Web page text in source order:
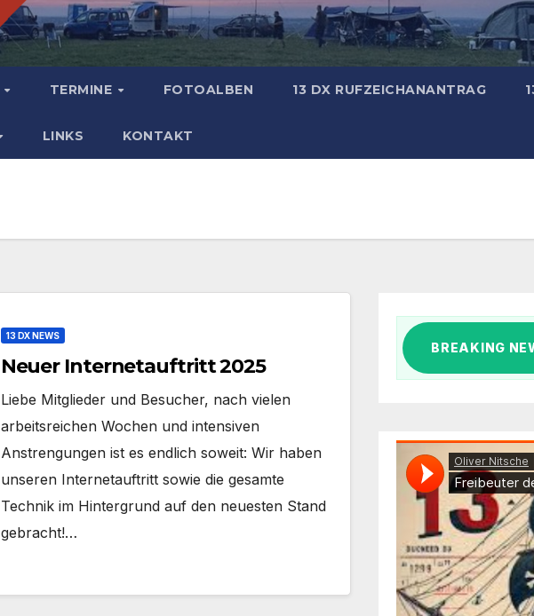
TERMINE FOTOALBEN 13 DX RUFZEICHANANTRAG
LINKS KONTAKT
13 DX NEWS
Neuer Internetauftritt 2025
Liebe Mitglieder und Besucher, nach vielen
arbeitsreichen Wochen und intensiven
Anstrengungen ist es endlich soweit: Wir haben
unseren Internetauftritt sowie die gesamte
Technik im Hintergrund auf den neuesten Stand
gebracht!…
BREAKING
Klar Schiff